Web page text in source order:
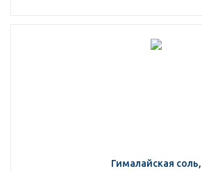
Гималайская соль,